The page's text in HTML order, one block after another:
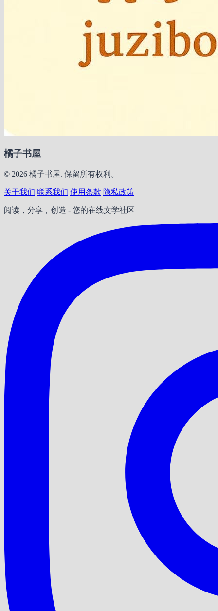
橘子书屋
© 2026 橘子书屋. 保留所有权利。
关于我们 联系我们 使用条款 隐私政策
阅读，分享，创造 - 您的在线文学社区